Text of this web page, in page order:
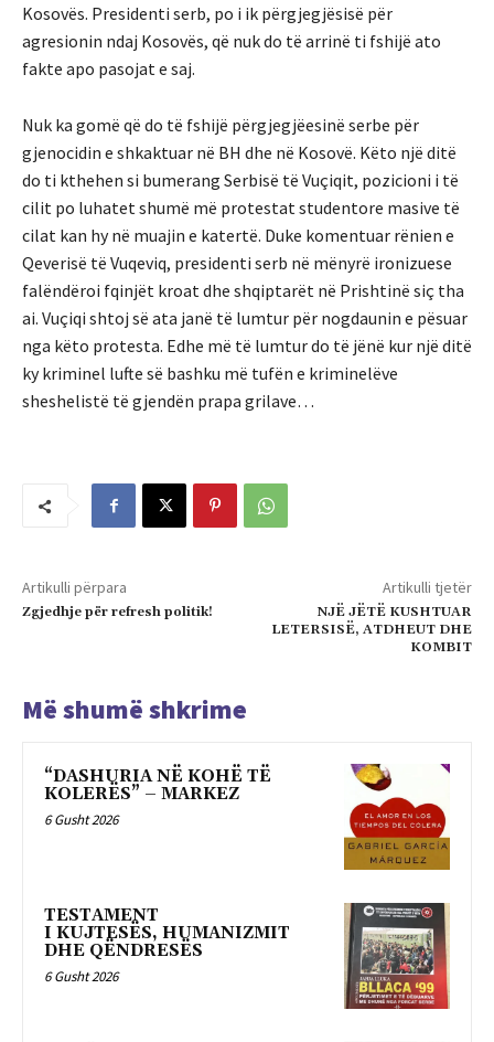
Kosovës. Presidenti serb, po i ik përgjegjësisë për
agresionin ndaj Kosovës, që nuk do të arrinë ti fshijë ato
fakte apo pasojat e saj.
Nuk ka gomë që do të fshijë përgjegjëesinë serbe për
gjenocidin e shkaktuar në BH dhe në Kosovë. Këto një ditë
do ti kthehen si bumerang Serbisë të Vuçiqit, pozicioni i të
cilit po luhatet shumë më protestat studentore masive të
cilat kan hy në muajin e katertë. Duke komentuar rënien e
Qeverisë të Vuqeviq, presidenti serb në mënyrë ironizuese
falëndëroi fqinjët kroat dhe shqiptarët në Prishtinë siç tha
ai. Vuçiqi shtoj së ata janë të lumtur për nogdaunin e pësuar
nga këto protesta. Edhe më të lumtur do të jënë kur një ditë
ky kriminel lufte së bashku më tufën e kriminelëve
sheshelistë të gjendën prapa grilave…
Artikulli përpara
Zgjedhje për refresh politik!
Artikulli tjetër
NJË JËTË KUSHTUAR
LETERSISË, ATDHEUT DHE
KOMBIT
Më shumë shkrime
“DASHURIA NË KOHË TË
KOLERËS” – MARKEZ
6 Gusht 2026
TESTAMENT
I KUJTESËS, HUMANIZMIT
DHE QËNDRESËS
6 Gusht 2026